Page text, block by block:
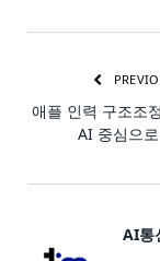
애플 인력 구조조
AI 중심으
AI통